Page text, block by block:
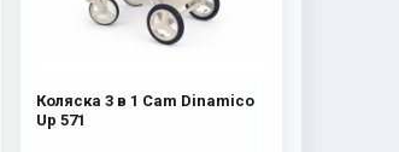
Коляска 3 в 1 Cam Dinamico
Up 571